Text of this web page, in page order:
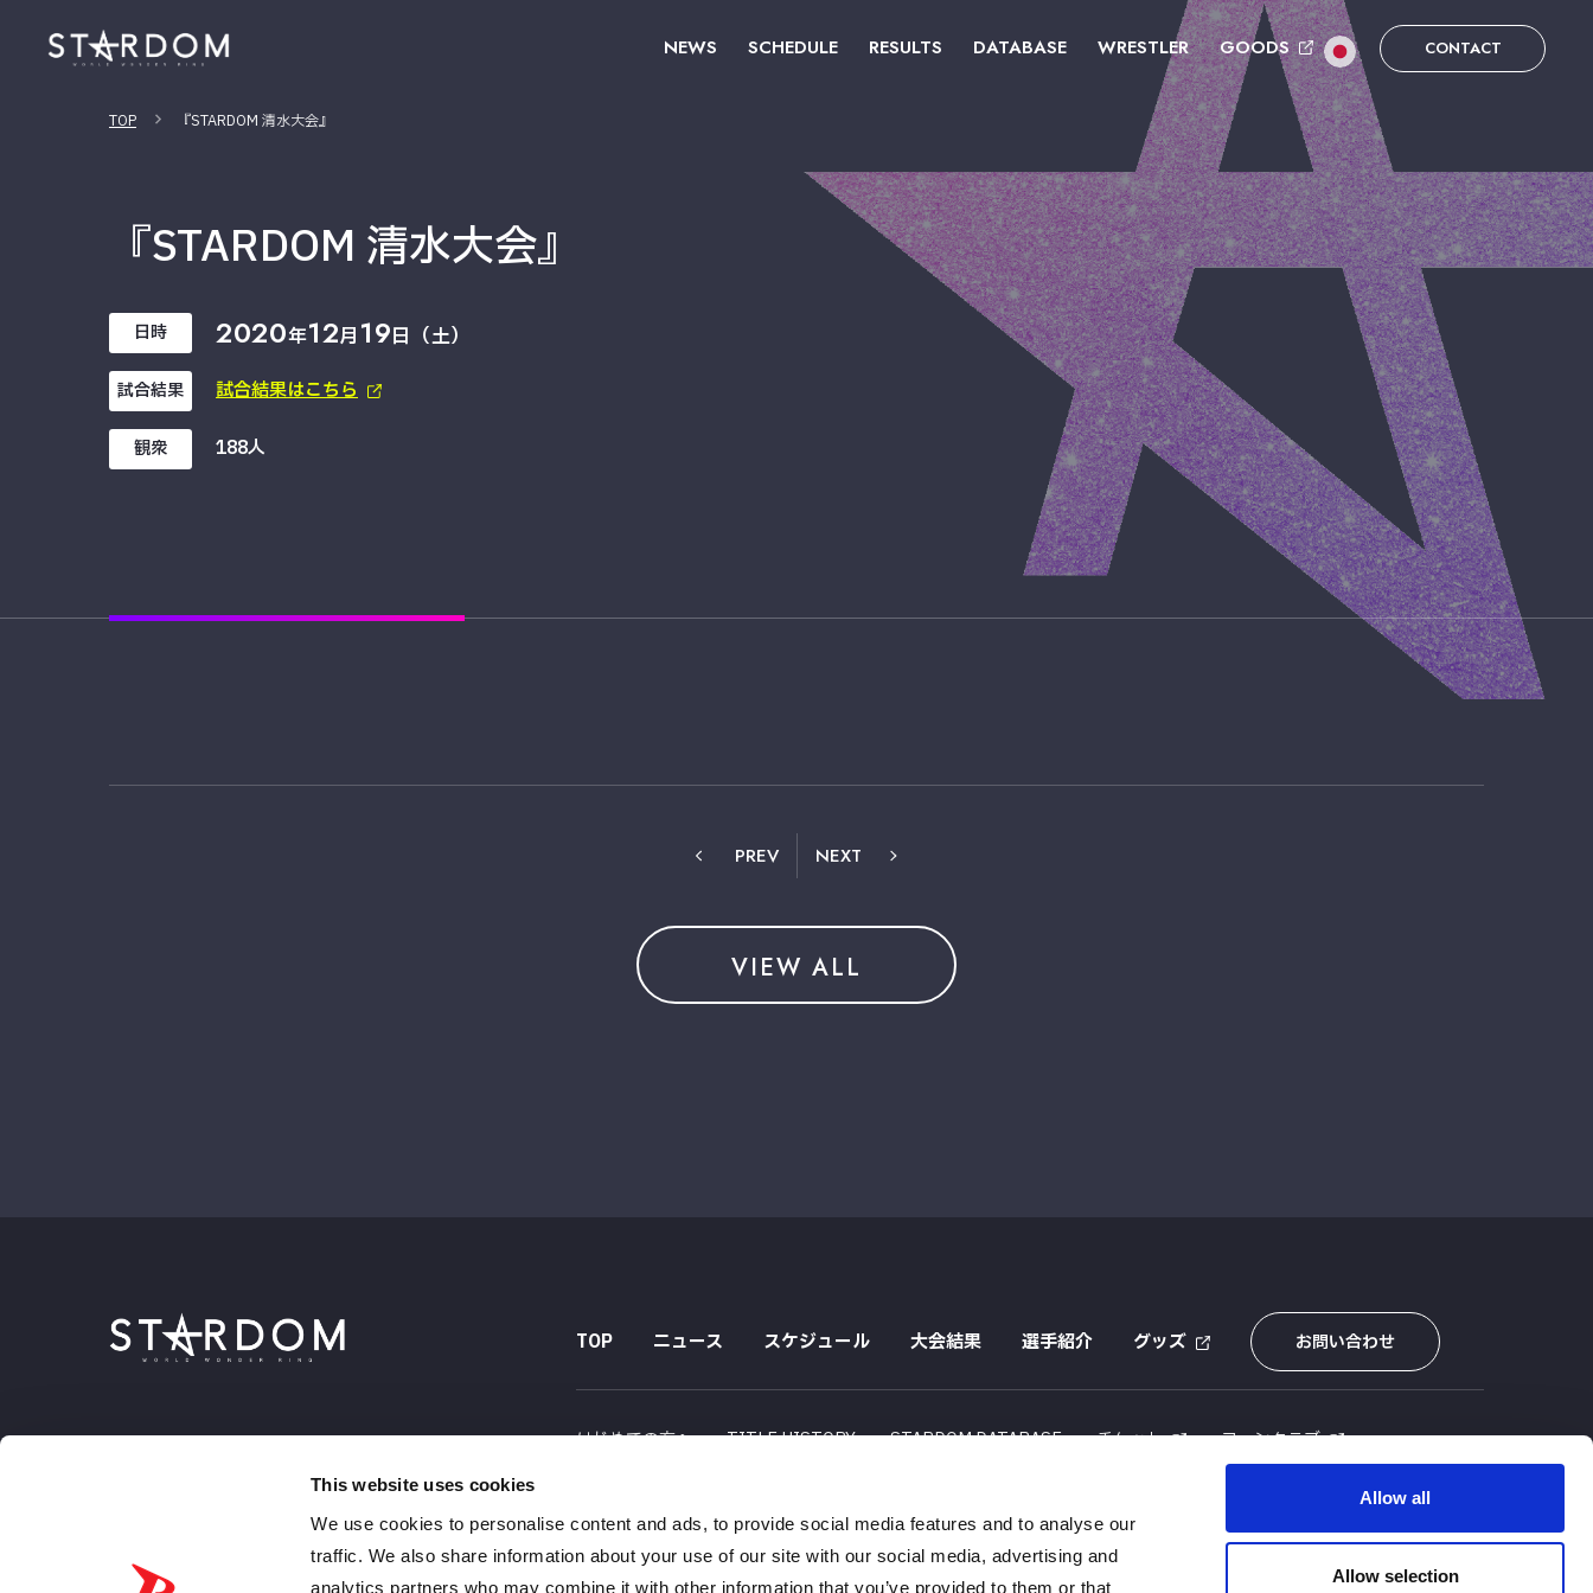
This website uses cookies
We use cookies to personalise content and ads, to provide social media features and to analyse our
traffic. We also share information about your use of our site with our social media, advertising and
analytics partners who may combine it with other information that you’ve provided to them or that
Allow all
Allow selection
NEWS SCHEDULE RESULTS DATABASE WRESTLER GOODS CONTACT
TOP 『STARDOM 清水大会』
『STARDOM 清水大会』
日時 2020年12月 19日（土）
試合結果 試合結果はこちら
観衆 188人
PREV NEXT
VIEW ALL
TOP ニュース スケジュール 大会結果 選手紹介 グッズ お問い合わせ
はじめての方へ TITLE HISTORY STARDOM DATABASE チケット ファンクラブ
採用情報